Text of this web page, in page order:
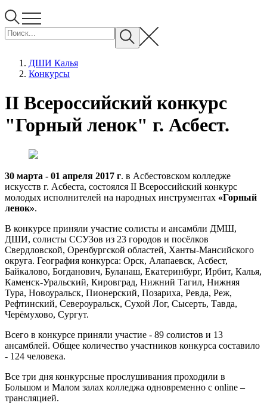
ДШИ Калья
Конкурсы
II Всероссийский конкурс
"Горный ленок" г. Асбест.
30 марта - 01 апреля 2017 г. в Асбестовском колледже
искусств г. Асбеста, состоялся II Всероссийский конкурс
молодых исполнителей на народных инструментах «Горный
ленок».
В конкурсе приняли участие солисты и ансамбли ДМШ,
ДШИ, солисты ССУЗов из 23 городов и посёлков
Свердловской, Оренбургской областей, Ханты-Мансийского
округа. География конкурса: Орск, Алапаевск, Асбест,
Байкалово, Богданович, Буланаш, Екатеринбург, Ирбит, Калья,
Каменск-Уральский, Кировград, Нижний Тагил, Нижняя
Тура, Новоуральск, Пионерский, Позариха, Ревда, Реж,
Рефтинский, Североуральск, Сухой Лог, Сысерть, Тавда,
Черёмухово, Сургут.
Всего в конкурсе приняли участие - 89 солистов и 13
ансамблей. Общее количество участников конкурса составило
- 124 человека.
Все три дня конкурсные прослушивания проходили в
Большом и Малом залах колледжа одновременно с online –
трансляцией.